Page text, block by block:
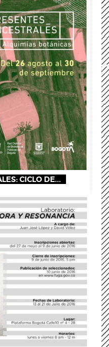
CICLO DE...